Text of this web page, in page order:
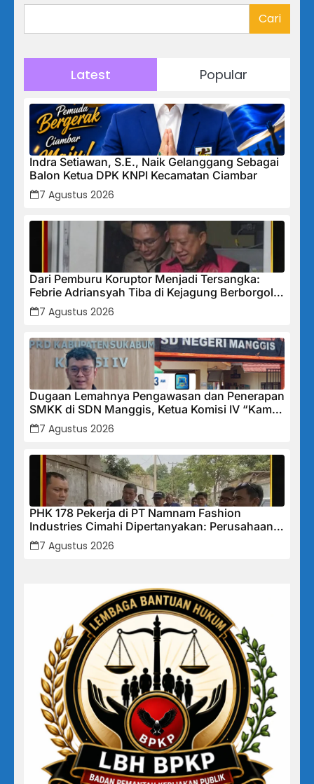
Cari
Latest Popular
Indra Setiawan, S.E., Naik Gelanggang Sebagai
Balon Ketua DPK KNPI Kecamatan Ciambar
7 Agustus 2026
Dari Pemburu Koruptor Menjadi Tersangka:
Febrie Adriansyah Tiba di Kejagung Berborgol,
Bawa Map Biru dan Senyum Penuh Teka-teki
7 Agustus 2026
Dugaan Lemahnya Pengawasan dan Penerapan
SMKK di SDN Manggis, Ketua Komisi IV “Kami
Tidak Akan Segan Menindak”
7 Agustus 2026
PHK 178 Pekerja di PT Namnam Fashion
Industries Cimahi Dipertanyakan: Perusahaan
Klaim Rugi, Laporan Keuangan Justru
Tunjukkan Penurunan Laba.
7 Agustus 2026